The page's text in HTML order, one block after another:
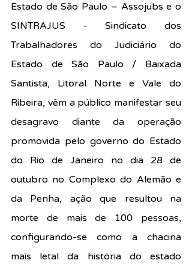
Estado de São Paulo – Assojubs e o
SINTRAJUS - Sindicato dos
Trabalhadores do Judiciário do
Estado de São Paulo / Baixada
Santista, Litoral Norte e Vale do
Ribeira, vêm a público manifestar seu
desagravo diante da operação
promovida pelo governo do Estado
do Rio de Janeiro no dia 28 de
outubro no Complexo do Alemão e
da Penha, ação que resultou na
morte de mais de 100 pessoas,
configurando-se como a chacina
mais letal da história do estado